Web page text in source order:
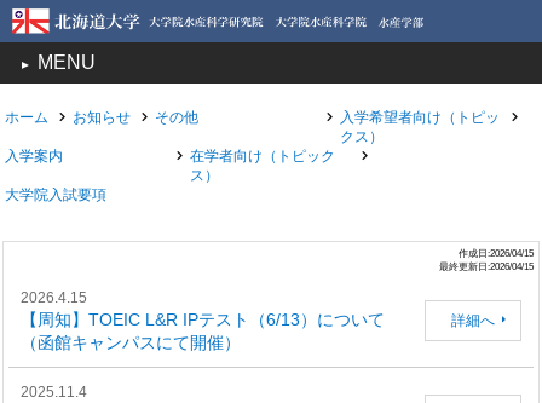
MENU
toggle
ホーム お知らせ その他
入学希望者向け（トピッ
クス）
入学案内
在学者向け（トピック
ス）
大学院入試要項
作成日:2026/04/15
最終更新日:2026/04/15
2026.4.15
【周知】TOEIC L&R IPテスト（6/13）について
（函館キャンパスにて開催）
詳細へ
2025.11.4